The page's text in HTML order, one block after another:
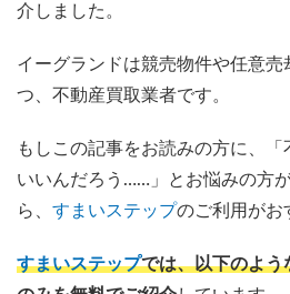
介しました。
イーグランドは競売物件や任意
つ、不動産買取業者です。
もしこの記事をお読みの方に、
いいんだろう……」とお悩みの方
ら、 すまいステップのご利用がお
すまいステップでは、以下のよう